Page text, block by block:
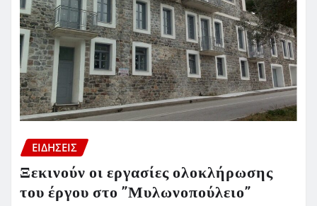
ΕΙΔΗΣΕΙΣ
Ξεκινούν οι εργασίες ολοκλήρωσης
του έργου στο ”Μυλωνοπούλειο”